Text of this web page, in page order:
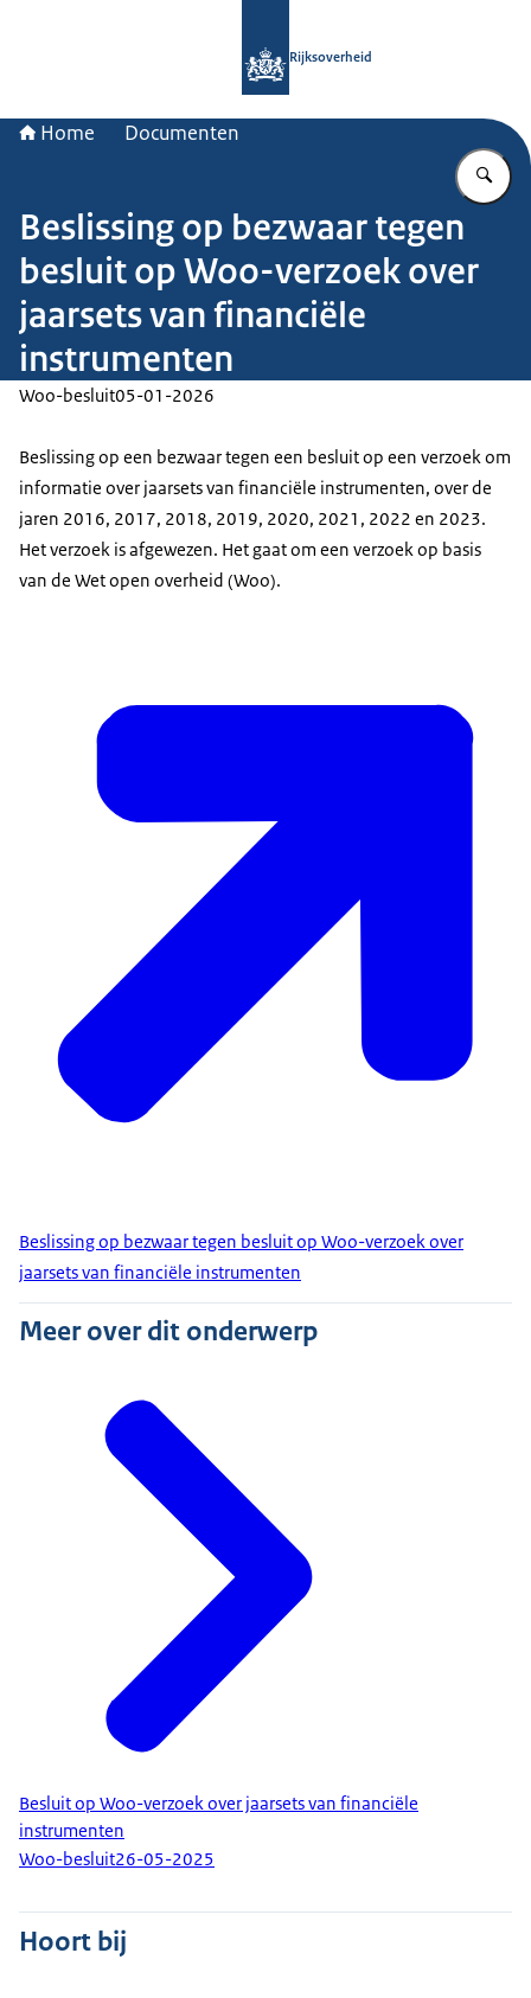
Rijksoverheid
Home Documenten
Beslissing op bezwaar tegen
besluit op Woo-verzoek over
jaarsets van financiële
instrumenten
Woo-besluit05-01-2026
Beslissing op een bezwaar tegen een besluit op een verzoek om
informatie over jaarsets van financiële instrumenten, over de
jaren 2016, 2017, 2018, 2019, 2020, 2021, 2022 en 2023.
Het verzoek is afgewezen. Het gaat om een verzoek op basis
van de Wet open overheid (Woo).
Beslissing op bezwaar tegen besluit op Woo-verzoek over
jaarsets van financiële instrumenten
Meer over dit onderwerp
Besluit op Woo-verzoek over jaarsets van financiële
instrumenten
Woo-besluit26-05-2025
Hoort bij